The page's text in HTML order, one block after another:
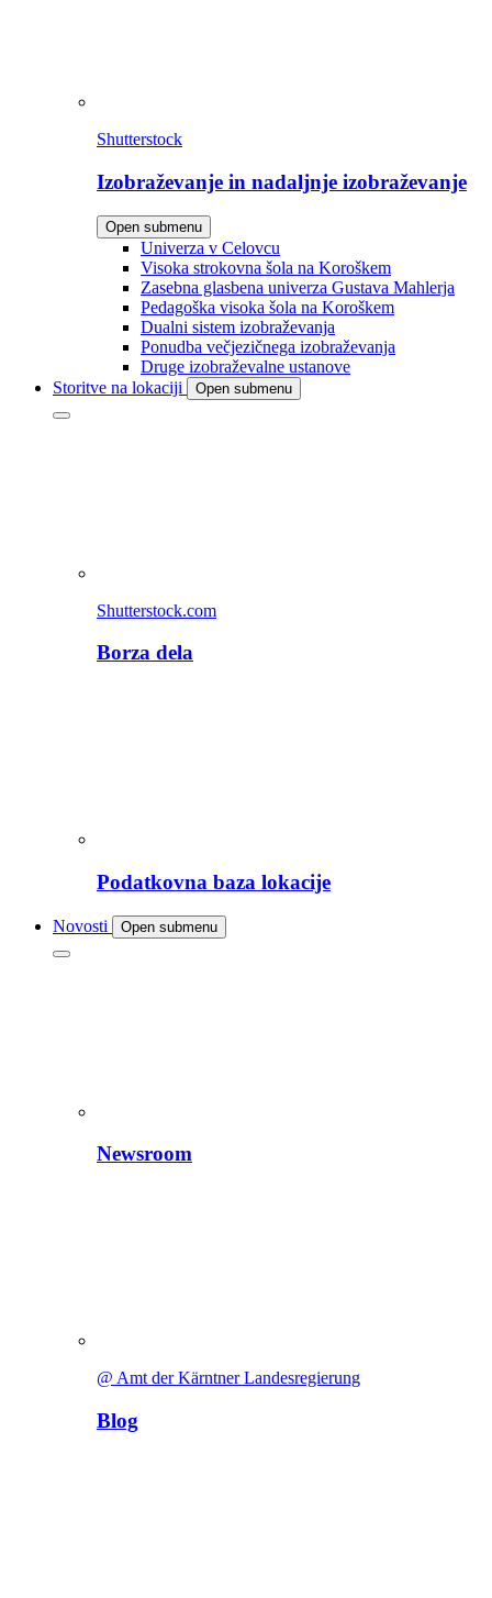
Shutterstock
Izobraževanje in nadaljnje izobraževanje
Open submenu
Univerza v Celovcu
Visoka strokovna šola na Koroškem
Zasebna glasbena univerza Gustava Mahlerja
Pedagoška visoka šola na Koroškem
Dualni sistem izobraževanja
Ponudba večjezičnega izobraževanja
Druge izobraževalne ustanove
Storitve na lokaciji
Open submenu
Shutterstock.com
Borza dela
Podatkovna baza lokacije
Novosti Open submenu
Newsroom
@ Amt der Kärntner Landesregierung
Blog